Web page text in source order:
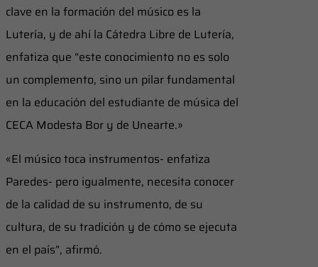
clave en la formación del músico es la
Lutería, y de ahí la Cátedra Libre de Lutería,
enfatiza que “este conocimiento no es solo
un complemento, sino un pilar fundamental
en la educación del estudiante de música del
CECA Modesta Bor y de Unearte.»
«El músico toca instrumentos- enfatiza
Paredes- pero igualmente, necesita conocer
de la calidad de su instrumento, de su
cultura, de su tradición y de cómo se ejecuta
en el país”, afirmó.